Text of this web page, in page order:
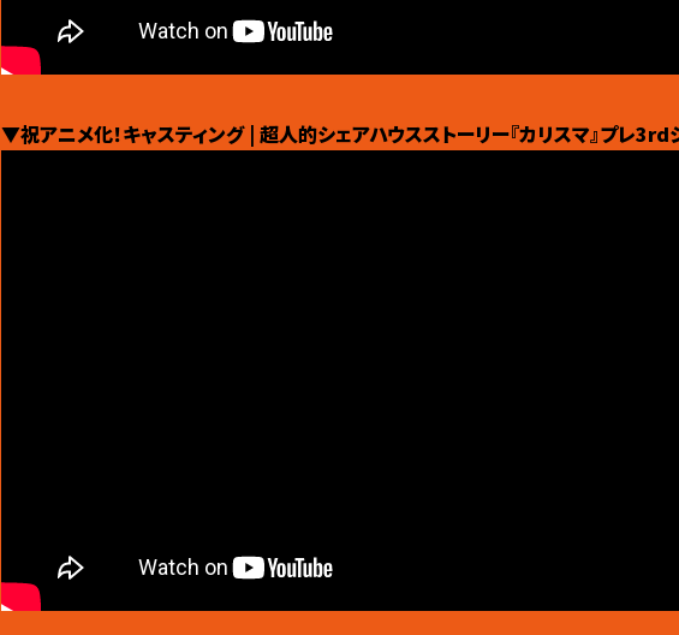
▼祝アニメ化！キャスティング | 超人的シェアハウスストーリー『カリスマ』プレ3rd